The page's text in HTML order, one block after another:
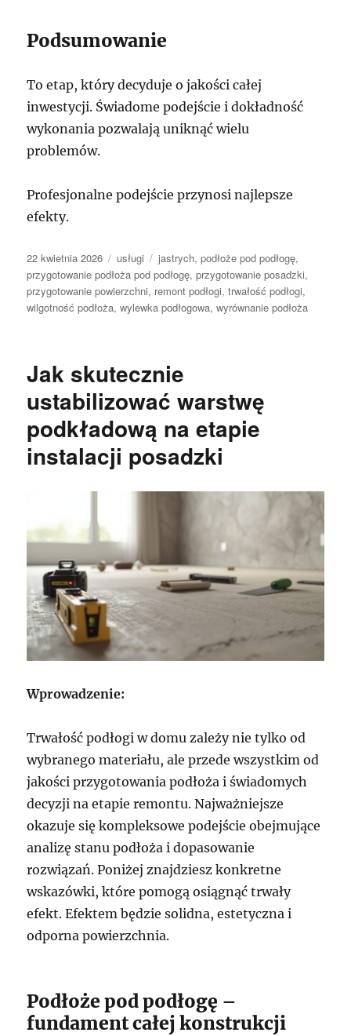
Podsumowanie
To etap, który decyduje o jakości całej
inwestycji. Świadome podejście i dokładność
wykonania pozwalają uniknąć wielu
problemów.
Profesjonalne podejście przynosi najlepsze
efekty.
Data
publikacji
22 kwietnia 2026 Kategorie
usługi Tagi
jastrych,podłoże pod podłogę,
przygotowanie podłoża pod podłogę,przygotowanie posadzki,
przygotowanie powierzchni, remont podłogi,trwałość podłogi,
wilgotność podłoża,wylewka podłogowa,wyrównanie podłoża
Jak skutecznie
ustabilizować warstwę
podkładową na etapie
instalacji posadzki
Wprowadzenie:
Trwałość podłogi w domu zależy nie tylko od
wybranego materiału, ale przede wszystkim od
jakości przygotowania podłoża i świadomych
decyzji na etapie remontu. Najważniejsze
okazuje się kompleksowe podejście obejmujące
analizę stanu podłoża i dopasowanie
rozwiązań. Poniżej znajdziesz konkretne
wskazówki, które pomogą osiągnąć trwały
efekt. Efektem będzie solidna, estetyczna i
odporna powierzchnia.
Podłoże pod podłogę –
fundament całej konstrukcji